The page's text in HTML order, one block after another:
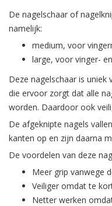
De nagelschaar of
namelijk:
medium, voor
large, voor vinger-
Deze nagelschaar is
die ervoor zorgt dat alle
worden. Daardoor ook
De afgeknipte nagels
kanten op en zijn daarna
De voordelen van deze
Meer grip vanwege
Veiliger omdat te
Netter werken